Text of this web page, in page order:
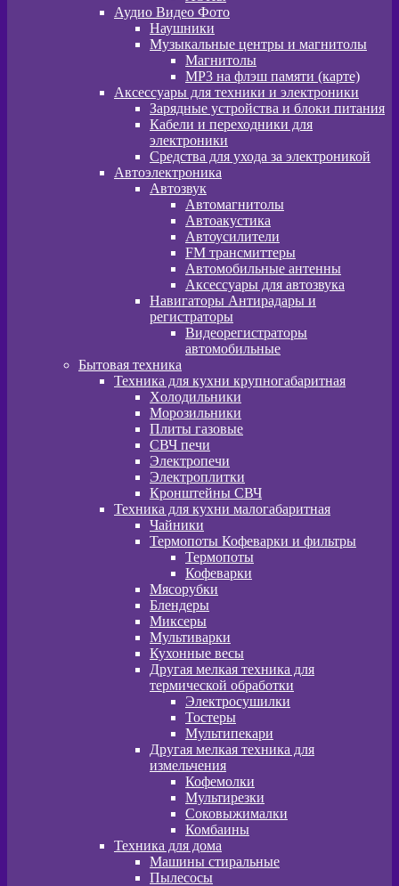
Аудио Видео Фото
Наушники
Музыкальные центры и магнитолы
Магнитолы
MP3 на флэш памяти (карте)
Аксессуары для техники и электроники
Зарядные устройства и блоки питания
Кабели и переходники для
электроники
Средства для ухода за электроникой
Автоэлектроника
Автозвук
Автомагнитолы
Автоакустика
Автоусилители
FM трансмиттеры
Автомобильные антенны
Аксессуары для автозвука
Навигаторы Антирадары и
регистраторы
Видеорегистраторы
автомобильные
Бытовая техника
Техника для кухни крупногабаритная
Xолодильники
Морозильники
Плиты газовые
СВЧ печи
Электропечи
Электроплитки
Кронштейны СВЧ
Техника для кухни малогабаритная
Чайники
Термопоты Кофеварки и фильтры
Термопоты
Кофеварки
Мясорубки
Блендеры
Миксеры
Мультиварки
Кухонные весы
Другая мелкая техника для
термической обработки
Электросушилки
Тостеры
Мультипекари
Другая мелкая техника для
измельчения
Кофемолки
Мультирезки
Соковыжималки
Комбаины
Техника для дома
Машины стиральные
Пылесосы